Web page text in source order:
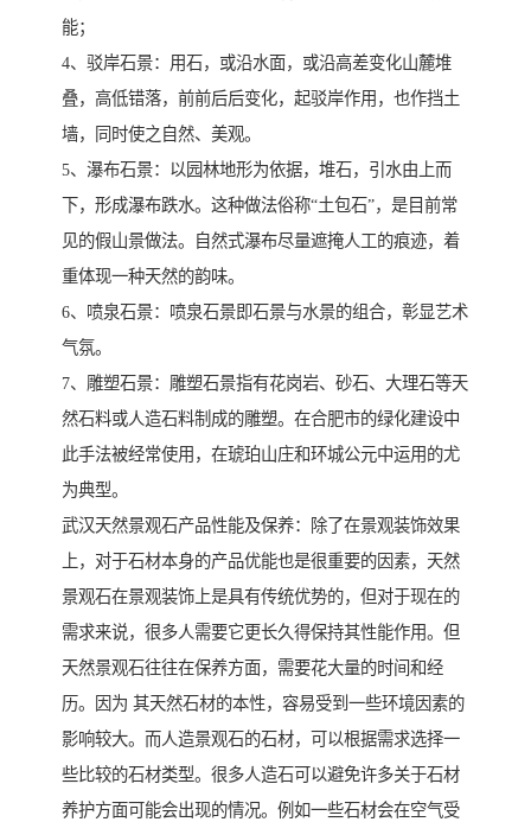
能；
4、驳岸石景：用石，或沿水面，或沿高差变化山麓堆
叠，高低错落，前前后后变化，起驳岸作用，也作挡土
墙，同时使之自然、美观。
5、瀑布石景：以园林地形为依据，堆石，引水由上而
下，形成瀑布跌水。这种做法俗称“土包石”，是目前常
见的假山景做法。自然式瀑布尽量遮掩人工的痕迹，着
重体现一种天然的韵味。
6、喷泉石景：喷泉石景即石景与水景的组合，彰显艺术
气氛。
7、雕塑石景：雕塑石景指有花岗岩、砂石、大理石等天
然石料或人造石料制成的雕塑。在合肥市的绿化建设中
此手法被经常使用，在琥珀山庄和环城公元中运用的尤
为典型。
武汉天然景观石产品性能及保养：除了在景观装饰效果
上，对于石材本身的产品优能也是很重要的因素，天然
景观石在景观装饰上是具有传统优势的，但对于现在的
需求来说，很多人需要它更长久得保持其性能作用。但
天然景观石往往在保养方面，需要花大量的时间和经
历。因为 其天然石材的本性，容易受到一些环境因素的
影响较大。而人造景观石的石材，可以根据需求选择一
些比较的石材类型。很多人造石可以避免许多关于石材
养护方面可能会出现的情况。例如一些石材会在空气受